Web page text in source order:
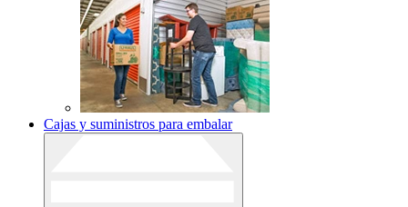
Cajas y suministros para embalar